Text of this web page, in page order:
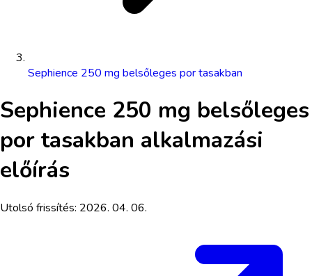
Sephience 250 mg belsőleges por tasakban
Sephience 250 mg belsőleges
por tasakban alkalmazási
előírás
Utolsó frissítés: 2026. 04. 06.